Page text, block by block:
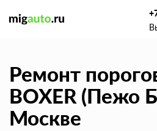
Ремонт
BOXER (Пежо
Москве